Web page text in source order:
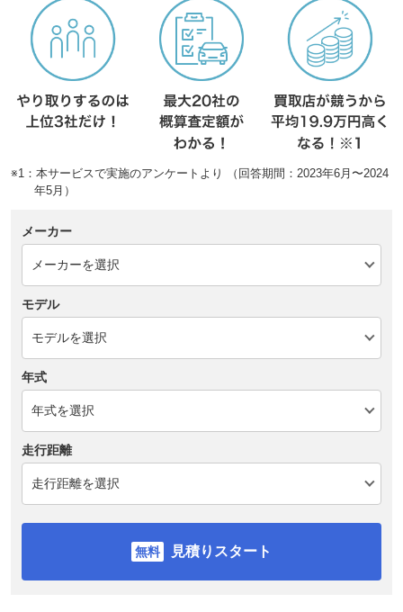
※1：本サービスで実施のアンケートより （回答期間：2023年6月〜2024
年5月）
メーカー
モデル
年式
走行距離
見積りスタート